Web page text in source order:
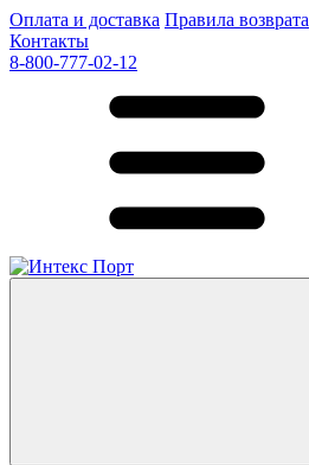
Оплата и доставка Правила возврата
Контакты
8-800-777-02-12